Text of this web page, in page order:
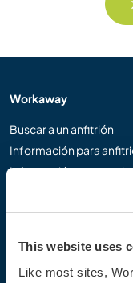
This website uses
Like most sites,
Workaway
Buscar a un anfitrión
Información para
Información para
Registrarse como
Descuentos y Socios